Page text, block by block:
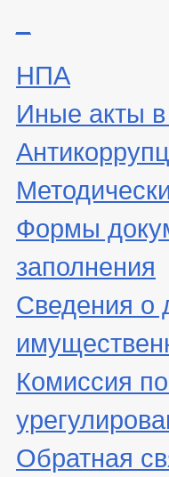
НПА
Иные акты
Формы
заполнения
Сведения о
Комиссия
Обратная